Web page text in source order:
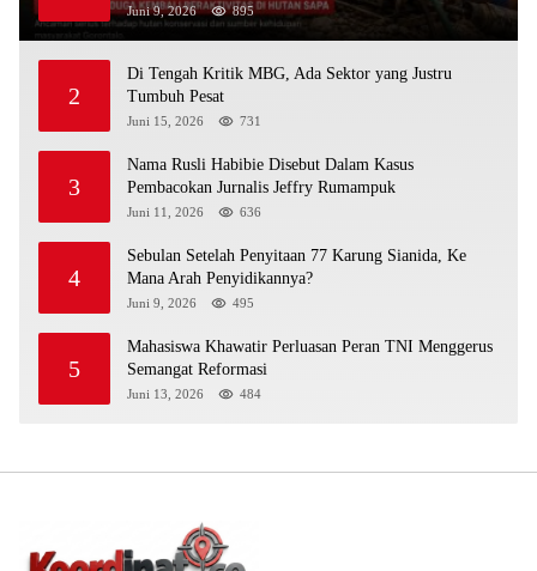
Juni 9, 2026 895
2
Di Tengah Kritik MBG, Ada Sektor yang Justru
Tumbuh Pesat
Juni 15, 2026 731
3
Nama Rusli Habibie Disebut Dalam Kasus
Pembacokan Jurnalis Jeffry Rumampuk
Juni 11, 2026 636
4
Sebulan Setelah Penyitaan 77 Karung Sianida, Ke
Mana Arah Penyidikannya?
Juni 9, 2026 495
5
Mahasiswa Khawatir Perluasan Peran TNI Menggerus
Semangat Reformasi
Juni 13, 2026 484